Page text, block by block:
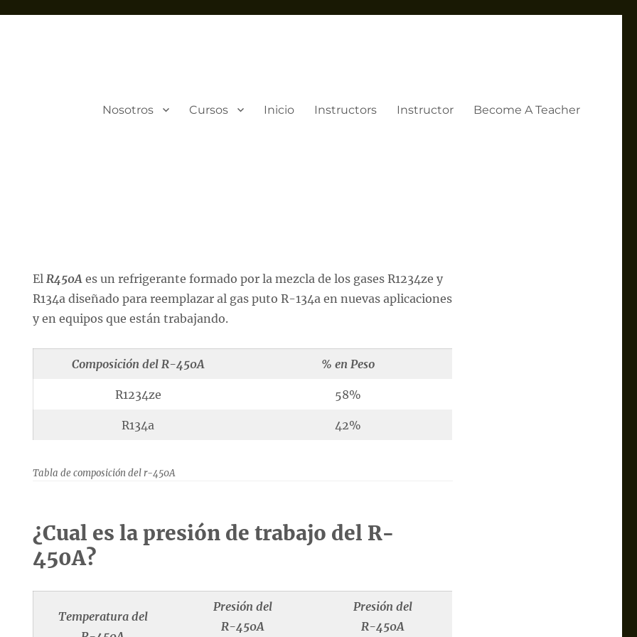
Nosotros Cursos Inicio Instructors Instructor Become A Teacher
ElR450A es un refrigerante formado por la mezcla de los gases R1234ze y
R134a diseñado para reemplazar al gas puto R-134a en nuevas aplicaciones
y en equipos que están trabajando.
Composición del R-450A % en Peso
R1234ze 58%
R134a 42%
Tabla de composición del r-450A
¿Cual es la presión de trabajo del R-
450A?
Temperatura del
Presión del
R-450A
Presión del
R-450A